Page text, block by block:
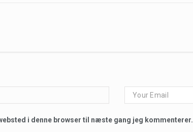
i denne browser til næste gang jeg kommenterer.